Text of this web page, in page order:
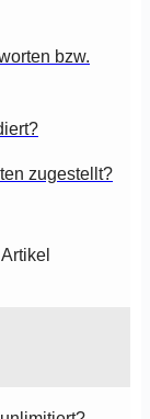
bzw.
zugestellt?